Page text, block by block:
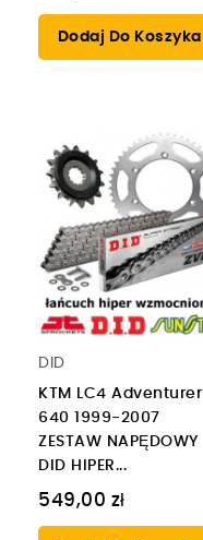
Dodaj Do Koszyka
DID
KTM LC4 Adventurer
640 1999-2007
ZESTAW NAPĘDOWY
DID HIPER...
549,00 zł